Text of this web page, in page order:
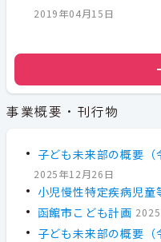
2019年04月15日
事業概要・刊行物
子ども未来部の概要（
2025年12月26日
小児慢性特定疾病児童
函館市こども計画
子ども未来部の概要（